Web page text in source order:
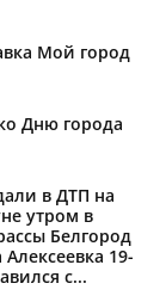
Мой город
Дню города
в ДТП на
утром в
Белгород
19-
с...